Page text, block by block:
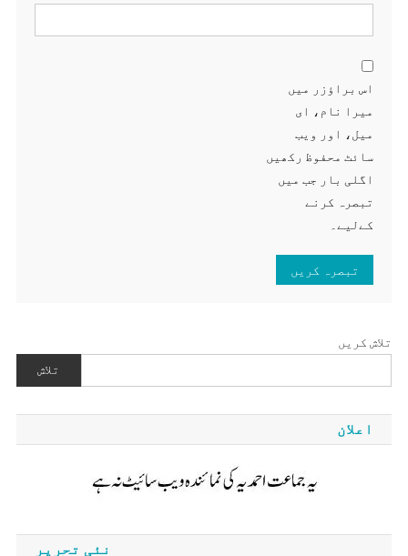
اس براؤزر میں
میرا نام، ای
میل، اور ویب
سائٹ محفوظ رکھیں
اگلی بار جب میں
تبصرہ کرنے
کےلیے۔
تلاش کریں
تلاش
اعلان
نئی تحریر